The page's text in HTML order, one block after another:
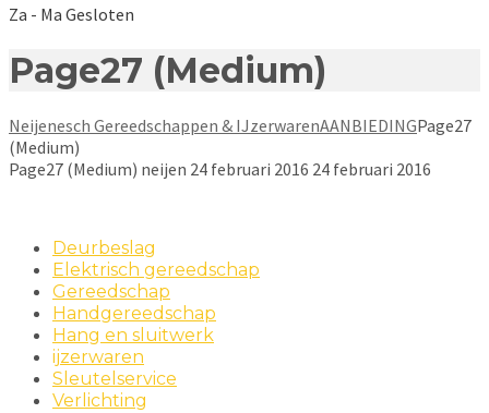
Za - Ma Gesloten
Page27 (Medium)
Neijenesch Gereedschappen & IJzerwarenAANBIEDINGPage27
(Medium)
Page27 (Medium) neijen 24 februari 2016 24 februari 2016
Deurbeslag
Elektrisch gereedschap
Gereedschap
Handgereedschap
Hang en sluitwerk
ijzerwaren
Sleutelservice
Verlichting